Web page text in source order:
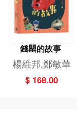
錢罌的故事
楊維邦,鄭敏華
$ 168.00